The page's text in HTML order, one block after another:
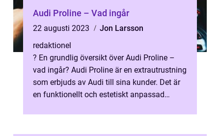
Audi Proline – Vad ingår
22 augusti 2023
Jon Larsson
redaktionel
? En grundlig översikt över Audi Proline –
vad ingår? Audi Proline är en extrautrustning
som erbjuds av Audi till sina kunder. Det är
en funktionellt och estetiskt anpassad